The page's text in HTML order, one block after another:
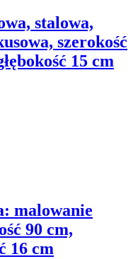
stalowa,
szerokość
15 cm
malowanie
90 cm,
16 cm